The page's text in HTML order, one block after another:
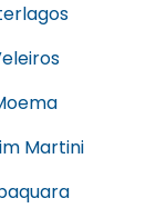
Martini